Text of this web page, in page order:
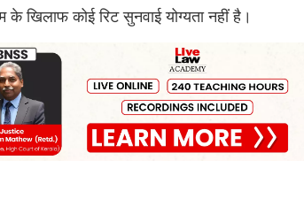
कोई रिट सुनवाई योग्यता नहीं है।